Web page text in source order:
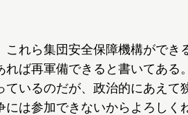
れら集団安全保障機構ができ
ば再軍備できると書いてある
いるのだが、政治的にあえて
には参加できないからよろしく